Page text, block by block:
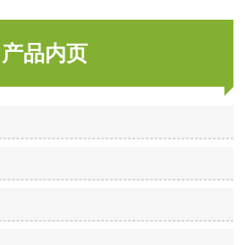
产品内页